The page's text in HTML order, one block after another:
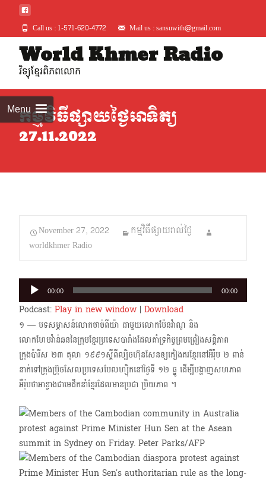
Call us : 1-571-620-4772 Mail us : sansuwith@gmail.com
World Khmer Radio
វិទ្យុខ្មែរពិភពលោក
Menuកម្មវិធីផ្សាយថ្ងៃអាទិត្យ
27.11.2022
November 27, 2022
កម្មវិធីផ្សាយរាល់ថ្ងៃ
worldkhmer Radio
Audio
Player
00:00 00:00
Podcast: Play in new window| Download
១​ — បទសម្ភាសន៍លោកថាច់ពីយ៉ា ជាមួយ​លោក​ប៉ែន​វ៉ាណូ និង​
លោកហែមវ៉ាន់ឆន​នៃក្រុមខ្មែរប្រទេសបារាំងដែលគាំទ្រកិច្ចព្រមព្រៀងសន្តិភាព
ក្រុងប៉ារីស​ ២៣ ​តុលា ១៩៩១​​ស្ដីពីល្បិចហ៊ុនសែនឲ្យកៀងគរខ្មែរនៅអឺរ៉ុប ២ ពាន់
នាក់ទៅក្រុងប្រ៊ុចសែលប្រទេសបែលហ្ស៊ិកនៅថ្ងៃទី ១២​ ធ្នូ ដើម្បីបង្ហាញ​សហភាព
អឺរ៉ុបថាអាខ្វាងជាមេដឹកនាំខ្មែរដែលមានប្រជា ប្រិយភាព ។